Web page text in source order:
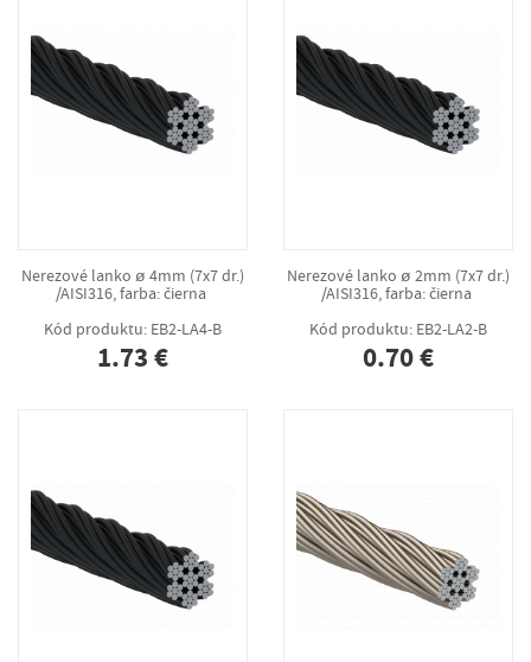
Nerezové lanko ø 4mm (7x7 dr.)
/AISI316, farba: čierna
Kód produktu: EB2-LA4-B
1.73 €
Nerezové lanko ø 2mm (7x7 dr.)
/AISI316, farba: čierna
Kód produktu: EB2-LA2-B
0.70 €